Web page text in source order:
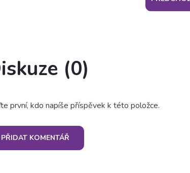
(0)
první, kdo napíše příspěvek k této položce.
PŘIDAT KOMENTÁŘ